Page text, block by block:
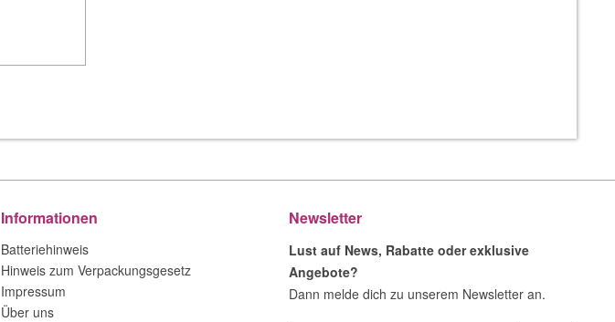
Informationen
Batteriehinweis
Hinweis zum Verpackungsgesetz
Impressum
Über uns
Newsletter
Lust auf News, Rabatte oder exklusive
Angebote?
Dann melde dich zu unserem Newsletter an.